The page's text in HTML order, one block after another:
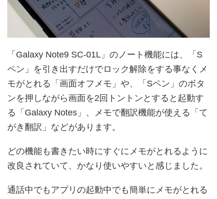
「Galaxy Note9 SC-01L」のノート機能には、「S
ペン」を引き出すだけでロック解除をする事なくメ
モがとれる「画面オフメモ」や、「Sペン」のボタ
ンを押しながら画面を2回トントンとすると起動す
る「Galaxy Notes」、メモで翻訳機能が使える「て
がき翻訳」などがあります。
どの機能も書きたい時にすぐにメモがとれるように
改良されていて、かなり使いやすいと感じました。
通話中でもアプリの起動中でも簡単にメモがとれる